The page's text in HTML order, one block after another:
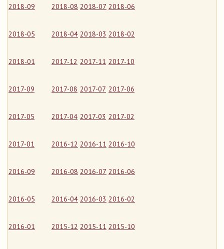
2018-09 2018-08 2018-07 2018-06
2018-05 2018-04 2018-03 2018-02
2018-01 2017-12 2017-11 2017-10
2017-09 2017-08 2017-07 2017-06
2017-05 2017-04 2017-03 2017-02
2017-01 2016-12 2016-11 2016-10
2016-09 2016-08 2016-07 2016-06
2016-05 2016-04 2016-03 2016-02
2016-01 2015-12 2015-11 2015-10